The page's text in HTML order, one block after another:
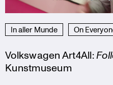
In aller Munde On
Volkswagen Art4All:
Kunstmuseum